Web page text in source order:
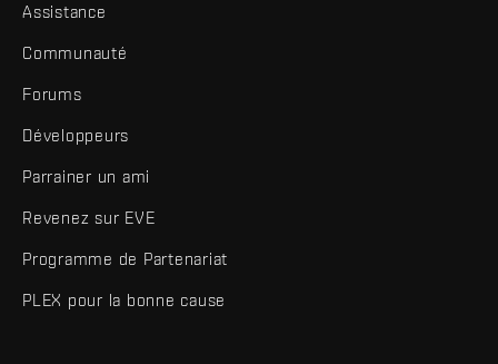
Assistance
Communauté
Forums
Développeurs
Parrainer un ami
Revenez sur EVE
Programme de Partenariat
PLEX pour la bonne cause